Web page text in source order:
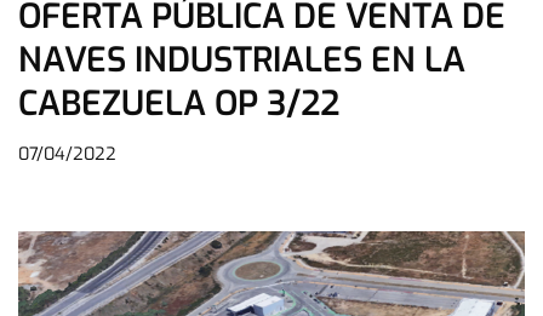
OFERTA PÚBLICA DE VENTA DE
NAVES INDUSTRIALES EN LA
CABEZUELA OP 3/22
07/04/2022